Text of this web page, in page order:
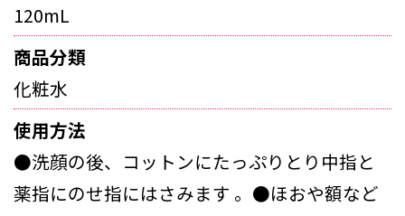
120mL
商品分類
化粧水
使用方法
●洗顔の後、コットンにたっぷりとり中指と
薬指にのせ指にはさみます 。●ほおや額など